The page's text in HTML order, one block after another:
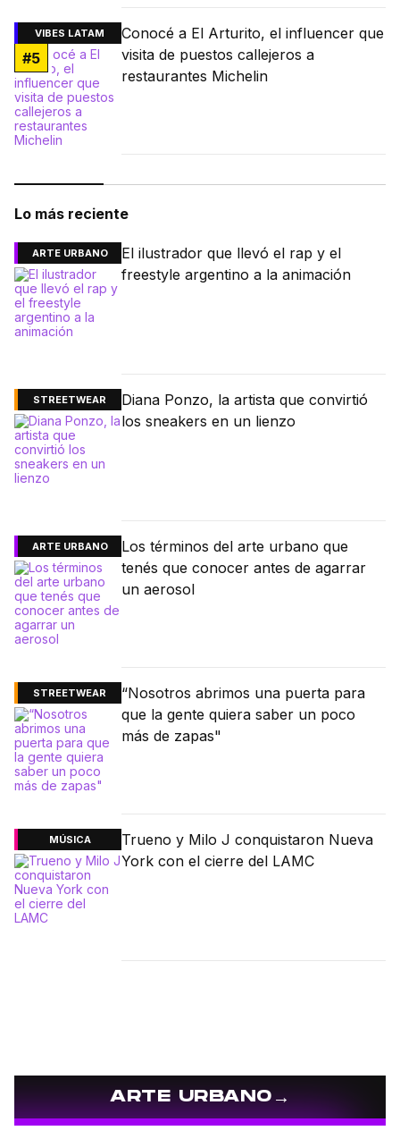
VIBES LATAM
#5
Conocé a El Arturito, el influencer que
visita de puestos callejeros a
restaurantes Michelin
Lo más reciente
ARTE URBANO
El ilustrador que llevó el rap y el
freestyle argentino a la animación
STREETWEAR
Diana Ponzo, la artista que convirtió
los sneakers en un lienzo
ARTE URBANO
Los términos del arte urbano que
tenés que conocer antes de agarrar
un aerosol
STREETWEAR
“Nosotros abrimos una puerta para
que la gente quiera saber un poco
más de zapas"
MÚSICA
Trueno y Milo J conquistaron Nueva
York con el cierre del LAMC
ARTE URBANO→